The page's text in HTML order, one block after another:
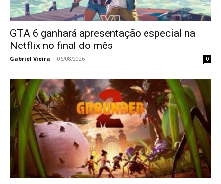
GTA 6 ganhará apresentação especial na
Netflix no final do mês
Gabriel Vieira - 06/08/2026 0